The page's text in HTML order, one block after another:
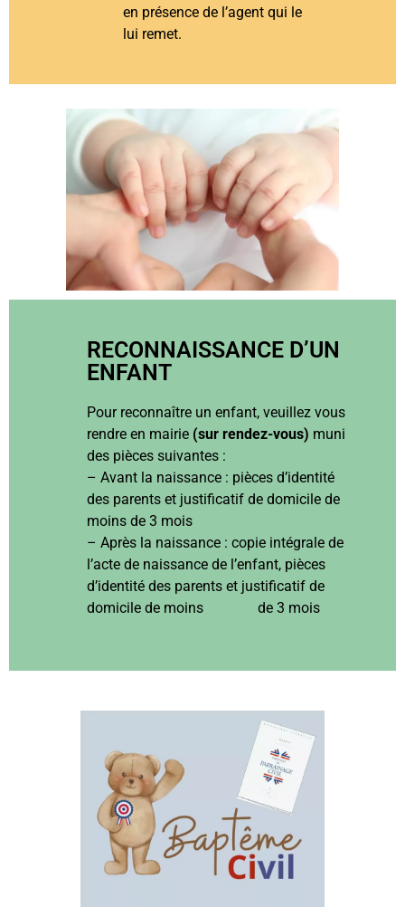
en présence de l’agent qui le
lui remet.
RECONNAISSANCE D’UN
ENFANT
Pour reconnaître un enfant, veuillez vous
rendre en mairie (sur rendez-vous) muni
des pièces suivantes :
– Avant la naissance : pièces d’identité
des parents et justificatif de domicile de
moins de 3 mois
– Après la naissance : copie intégrale de
l’acte de naissance de l’enfant, pièces
d’identité des parents et justificatif de
domicile de moins de 3 mois